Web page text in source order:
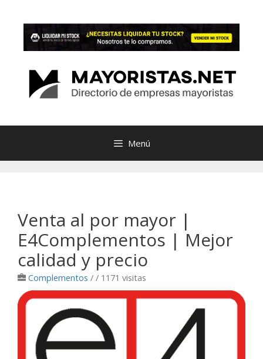
contenido
Menú
Venta al por mayor |
E4Complementos | Mejor
calidad y precio
Complementos / / 1171 visitas